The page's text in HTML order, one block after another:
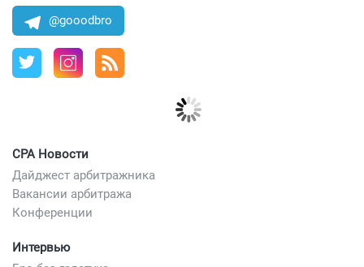
@gooodbro
CPA Новости
Дайджест арбитражника
Вакансии арбитража
Конференции
Интервью